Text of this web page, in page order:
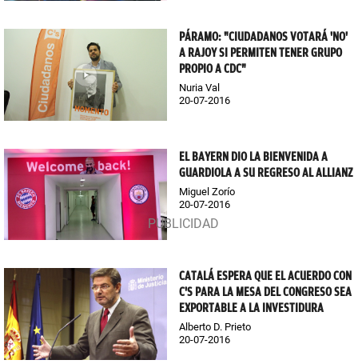
PÁRAMO: "CIUDADANOS VOTARÁ 'NO'
A RAJOY SI PERMITEN TENER GRUPO
PROPIO A CDC"
Nuria Val
20-07-2016
EL BAYERN DIO LA BIENVENIDA A
GUARDIOLA A SU REGRESO AL ALLIANZ
Miguel Zorío
20-07-2016
CATALÁ ESPERA QUE EL ACUERDO CON
C'S PARA LA MESA DEL CONGRESO SEA
EXPORTABLE A LA INVESTIDURA
Alberto D. Prieto
20-07-2016